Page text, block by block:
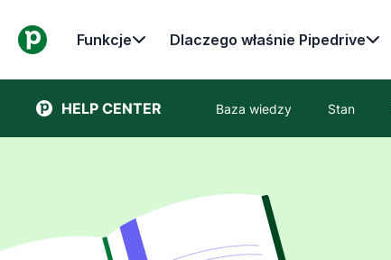
Funkcje Dlaczego właśnie Pipedrive
HELP CENTER Baza wiedzy Stan